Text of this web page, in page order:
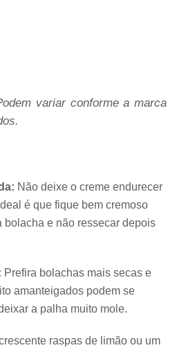
variar conforme a marca
Não deixe o creme endurecer
é que fique bem cremoso
bolacha e não ressecar depois
Prefira bolachas mais secas e
amanteigados podem se
a palha muito mole.
raspas de limão ou um